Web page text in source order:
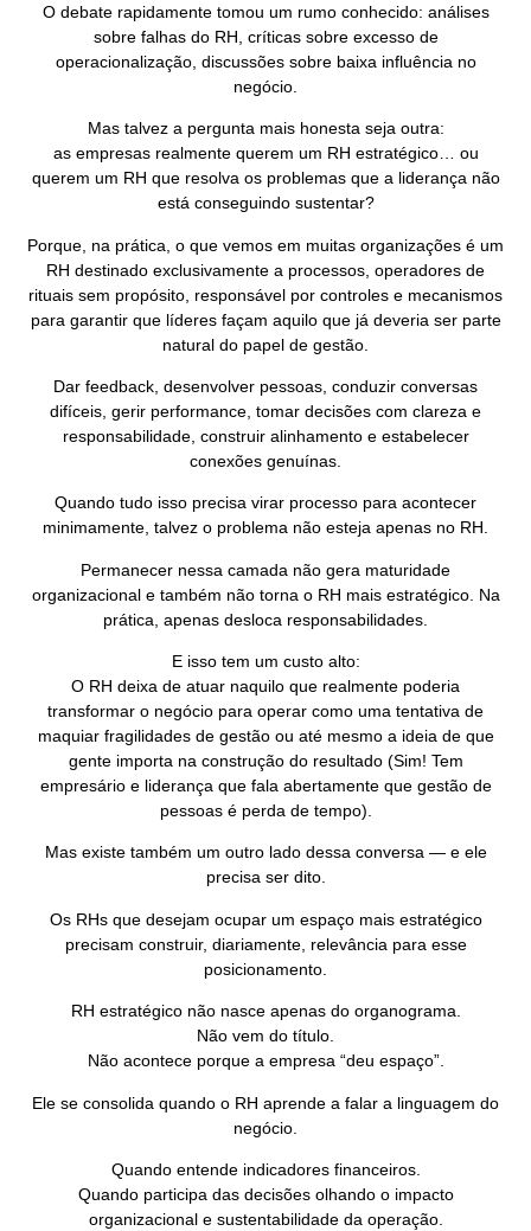
O debate rapidamente tomou um rumo conhecido: análises
sobre falhas do RH, críticas sobre excesso de
operacionalização, discussões sobre baixa influência no
negócio.
Mas talvez a pergunta mais honesta seja outra:
as empresas realmente querem um RH estratégico… ou
querem um RH que resolva os problemas que a liderança não
está conseguindo sustentar?
Porque, na prática, o que vemos em muitas organizações é um
RH destinado exclusivamente a processos, operadores de
rituais sem propósito, responsável por controles e mecanismos
para garantir que líderes façam aquilo que já deveria ser parte
natural do papel de gestão.
Dar feedback, desenvolver pessoas, conduzir conversas
difíceis, gerir performance, tomar decisões com clareza e
responsabilidade, construir alinhamento e estabelecer
conexões genuínas.
Quando tudo isso precisa virar processo para acontecer
minimamente, talvez o problema não esteja apenas no RH.
Permanecer nessa camada não gera maturidade
organizacional e também não torna o RH mais estratégico. Na
prática, apenas desloca responsabilidades.
E isso tem um custo alto:
O RH deixa de atuar naquilo que realmente poderia
transformar o negócio para operar como uma tentativa de
maquiar fragilidades de gestão ou até mesmo a ideia de que
gente importa na construção do resultado (Sim! Tem
empresário e liderança que fala abertamente que gestão de
pessoas é perda de tempo).
Mas existe também um outro lado dessa conversa — e ele
precisa ser dito.
Os RHs que desejam ocupar um espaço mais estratégico
precisam construir, diariamente, relevância para esse
posicionamento.
RH estratégico não nasce apenas do organograma.
Não vem do título.
Não acontece porque a empresa “deu espaço”.
Ele se consolida quando o RH aprende a falar a linguagem do
negócio.
Quando entende indicadores financeiros.
Quando participa das decisões olhando o impacto
organizacional e sustentabilidade da operação.